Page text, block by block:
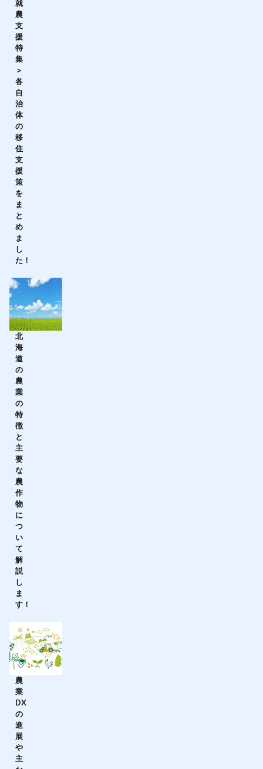
就
農
支
援
特
集
＞
各
自
治
体
の
移
住
支
援
策
を
ま
と
め
ま
し
た！
北
海
道
の
農
業
の
特
徴
と
主
要
な
農
作
物
に
つ
い
て
解
説
し
ま
す！
農
業
DX
の
進
展
や
主